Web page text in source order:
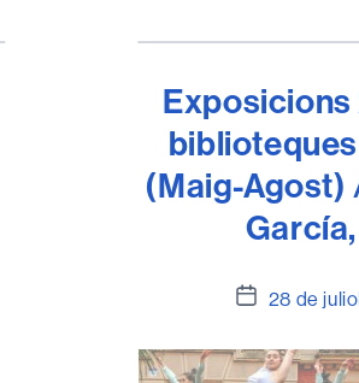
Exposicions
(Maig-Agost)
Data
l'entrada
28 de